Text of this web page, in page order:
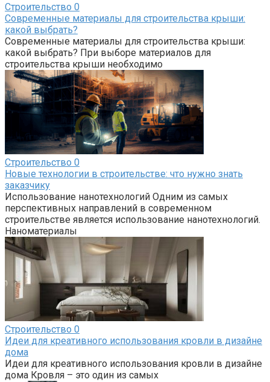
Строительство 0
Современные материалы для строительства крыши:
какой выбрать?
Современные материалы для строительства крыши:
какой выбрать? При выборе материалов для
строительства крыши необходимо
Строительство 0
Новые технологии в строительстве: что нужно знать
заказчику
Использование нанотехнологий Одним из самых
перспективных направлений в современном
строительстве является использование нанотехнологий.
Наноматериалы
Строительство 0
Идеи для креативного использования кровли в дизайне
дома
Идеи для креативного использования кровли в дизайне
дома Кровля – это один из самых